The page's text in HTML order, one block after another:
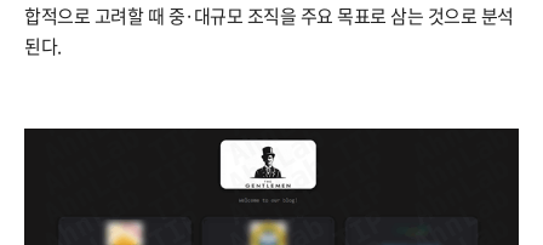
합적으로 고려할 때 중·대규모 조직을 주요 목표로 삼는 것으로 분석
된다.